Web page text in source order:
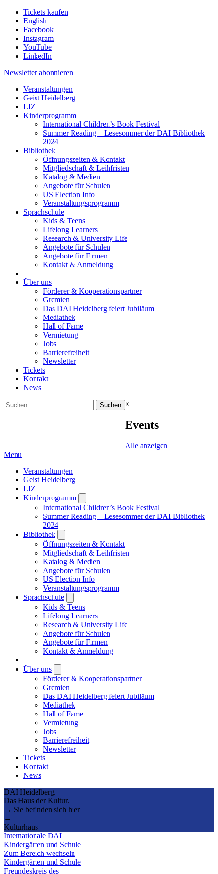
Tickets kaufen
English
Facebook
Instagram
YouTube
LinkedIn
Newsletter abonnieren
Veranstaltungen
Geist Heidelberg
LIZ
Kinderprogramm
International Children’s Book Festival
Summer Reading – Lesesommer der DAI Bibliothek
2024
Bibliothek
Öffnungszeiten & Kontakt
Mitgliedschaft & Leihfristen
Katalog & Medien
Angebote für Schulen
US Election Info
Veranstaltungsprogramm
Sprachschule
Kids & Teens
Lifelong Learners
Research & University Life
Angebote für Schulen
Angebote für Firmen
Kontakt & Anmeldung
|
Über uns
Förderer & Kooperationspartner
Gremien
Das DAI Heidelberg feiert Jubiläum
Mediathek
Hall of Fame
Vermietung
Jobs
Barrierefreiheit
Newsletter
Tickets
Kontakt
News
Suchen
nach:
×
Events
Alle anzeigen
Menu
Veranstaltungen
Geist Heidelberg
LIZ
Kinderprogramm
submenu
International Children’s Book Festival
Summer Reading – Lesesommer der DAI Bibliothek
2024
Bibliothek
submenu
Öffnungszeiten & Kontakt
Mitgliedschaft & Leihfristen
Katalog & Medien
Angebote für Schulen
US Election Info
Veranstaltungsprogramm
Sprachschule
submenu
Kids & Teens
Lifelong Learners
Research & University Life
Angebote für Schulen
Angebote für Firmen
Kontakt & Anmeldung
|
Über uns
submenu
Förderer & Kooperationspartner
Gremien
Das DAI Heidelberg feiert Jubiläum
Mediathek
Hall of Fame
Vermietung
Jobs
Barrierefreiheit
Newsletter
Tickets
Kontakt
News
DAI Heidelberg.
Das Haus der Kultur.
→ Sie befinden sich hier
→
Kulturhaus
Internationale DAI
Kindergärten und Schule
Zum Bereich wechseln
Kindergärten und Schule
Freundeskreis des